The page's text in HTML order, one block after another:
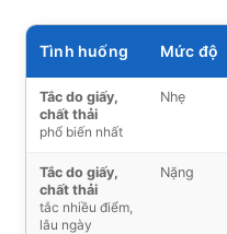
Tình huống Mức độ
Tắc do giấy,
chất thải
phổ biến nhất
Nhẹ
Tắc do giấy,
chất thải
tắc nhiều điểm,
lâu ngày
Nặng